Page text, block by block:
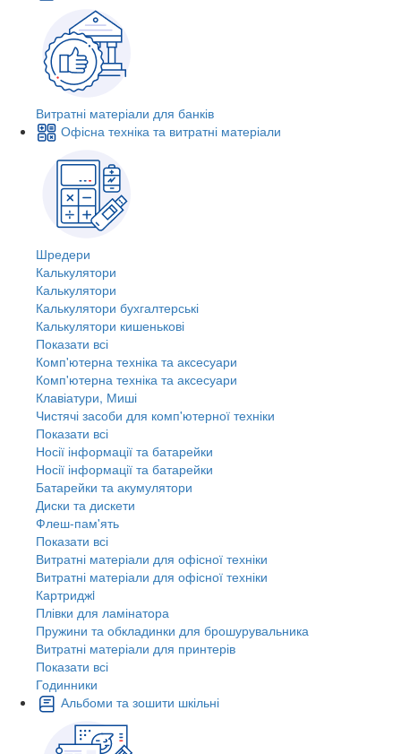
Витратні матеріали для банків
Офісна техніка та витратні матеріали
Шредери
Калькулятори
Калькулятори
Калькулятори бухгалтерські
Калькулятори кишенькові
Показати всі
Комп'ютерна техніка та аксесуари
Комп'ютерна техніка та аксесуари
Клавіатури, Миші
Чистячі засоби для комп'ютерної техніки
Показати всі
Носії інформації та батарейки
Носії інформації та батарейки
Батарейки та акумулятори
Диски та дискети
Флеш-пам'ять
Показати всі
Витратні матеріали для офісної техніки
Витратні матеріали для офісної техніки
Картриджi
Плівки для ламінатора
Пружини та обкладинки для брошурувальника
Витратні матеріали для принтерів
Показати всі
Годинники
Альбоми та зошити шкільні